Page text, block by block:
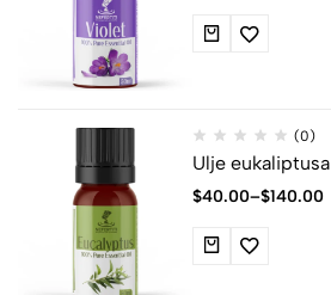
(0)
Ulje eukaliptusa
$40.00–$140.00